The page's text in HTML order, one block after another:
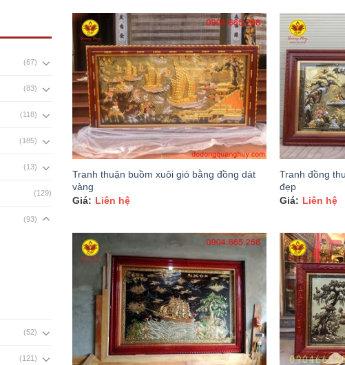
(67)
(83)
(118)
(185)
(13)
(129)
(93)
(52)
(121)
Tranh thuận buồm xuôi gió bằng đồng dát
vàng
Liên hệ
Tranh đồng
đẹp
Liên hệ